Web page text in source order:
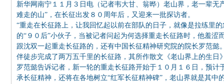
新华网南宁１１月３日电（记者韦大甘、翁晔）老山界，老一辈
难走的山”，在长征出发８０周年后，又迎来一批探访者。
“重走在长征路上，让我回忆起以前在部队的日子，就像是拉练里
的“９０后”小伙子，当被记者问起为何选择重走长征路时，他羞涩
跟沈双一起重走长征路的，还有中国长征精神研究院的院长罗范
伴徒步完成了两万五千里的长征路，其所作散文《老山界上的生日
罗范懿告诉记者，新一轮的重走长征路开始于１０月１６日，预
承长征精神，还将在各地树立“红军长征精神碑”，老山界就是其中